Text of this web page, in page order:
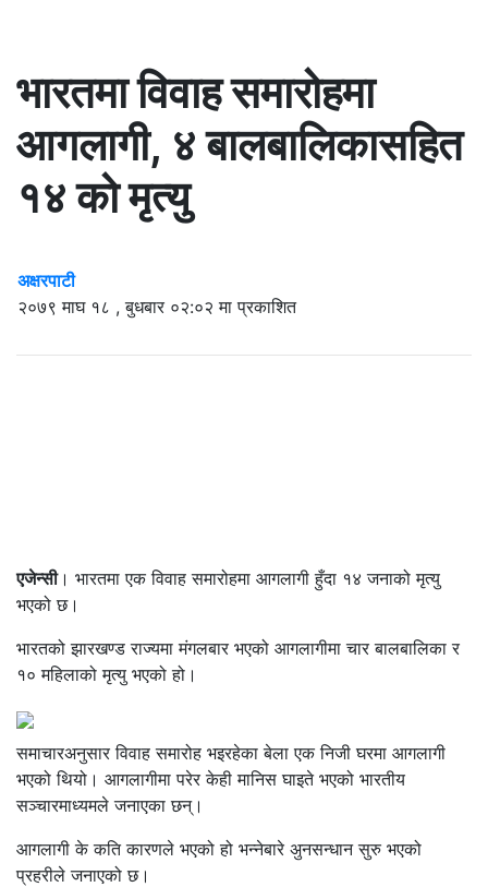
भारतमा विवाह समारोहमा
आगलागी, ४ बालबालिकासहित
१४ को मृत्यु
अक्षरपाटी
२०७९ माघ १८ , बुधबार ०२:०२ मा प्रकाशित
एजेन्सी। भारतमा एक विवाह समारोहमा आगलागी हुँदा १४ जनाको मृत्यु
भएको छ।
भारतको झारखण्ड राज्यमा मंगलबार भएको आगलागीमा चार बालबालिका र
१० महिलाको मृत्यु भएको हो।
समाचारअनुसार विवाह समारोह भइरहेका बेला एक निजी घरमा आगलागी
भएको थियो। आगलागीमा परेर केही मानिस घाइते भएको भारतीय
सञ्चारमाध्यमले जनाएका छन्।
आगलागी के कति कारणले भएको हो भन्नेबारे अुनसन्धान सुरु भएको
प्रहरीले जनाएको छ।